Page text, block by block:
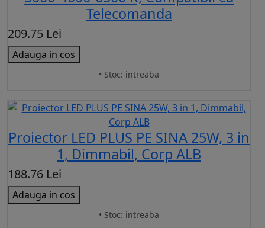
Telecomanda
209.75 Lei
Adauga in cos
• Stoc: intreaba
Proiector LED PLUS PE SINA 25W, 3 in
1, Dimmabil, Corp ALB
188.76 Lei
Adauga in cos
• Stoc: intreaba